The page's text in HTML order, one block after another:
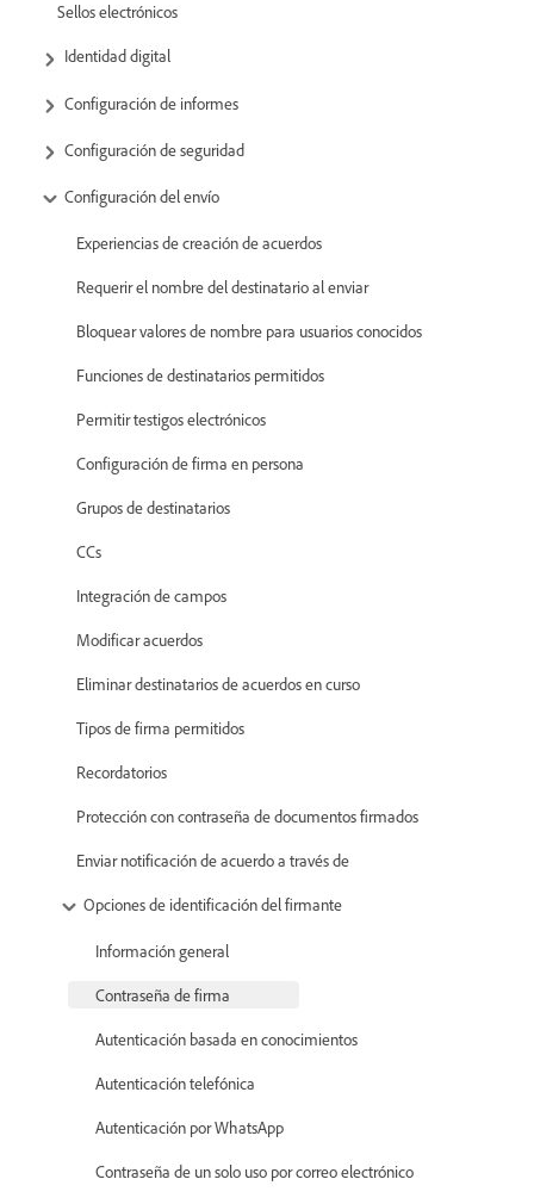
Sellos electrónicos
Identidad digital
Configuración de informes
Configuración de seguridad
Configuración del envío
Experiencias de creación de acuerdos
Requerir el nombre del destinatario al enviar
Bloquear valores de nombre para usuarios conocidos
Funciones de destinatarios permitidos
Permitir testigos electrónicos
Configuración de firma en persona
Grupos de destinatarios
CCs
Integración de campos
Modificar acuerdos
Eliminar destinatarios de acuerdos en curso
Tipos de firma permitidos
Recordatorios
Protección con contraseña de documentos firmados
Enviar notificación de acuerdo a través de
Opciones de identificación del firmante
Información general
Contraseña de firma
Autenticación basada en conocimientos
Autenticación telefónica
Autenticación por WhatsApp
Contraseña de un solo uso por correo electrónico